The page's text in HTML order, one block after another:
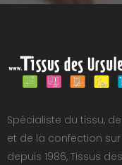
Spécialiste du tissu,
et de la confection
depuis 1986, Tissus